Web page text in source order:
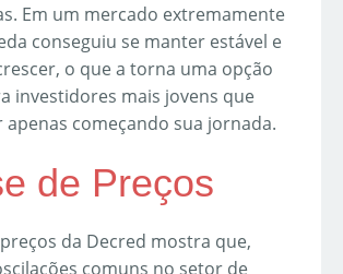
Em um mercado extremamente
conseguiu se manter estável e
o que a torna uma opção
investidores mais jovens que
apenas começando sua jornada.
de Preços
da Decred mostra que,
comuns no setor de